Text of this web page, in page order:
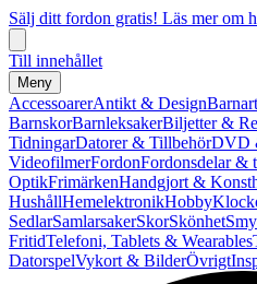
Sälj ditt fordon gratis! Läs mer om
Till innehållet
Meny
AccessoarerAntikt & Design
BarnskorBarnleksakerBiljetter &
TidningarDatorer & TillbehörDVD
VideofilmerFordonFordonsdelar &
OptikFrimärkenHandgjort &
HushållHemelektronikHobby
SedlarSamlarsakerSkorSkönhet
FritidTelefoni, Tablets & Wearables
DatorspelVykort & BilderÖvrigt